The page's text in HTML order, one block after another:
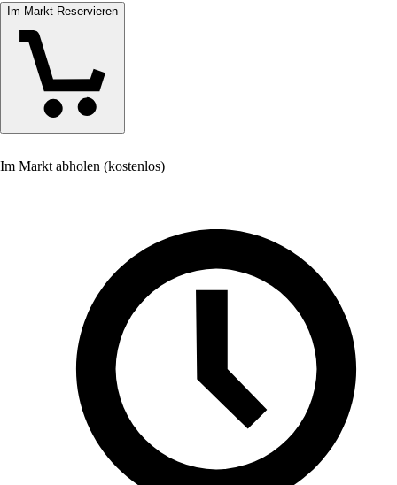
Im Markt Reservieren
Im Markt abholen (kostenlos)